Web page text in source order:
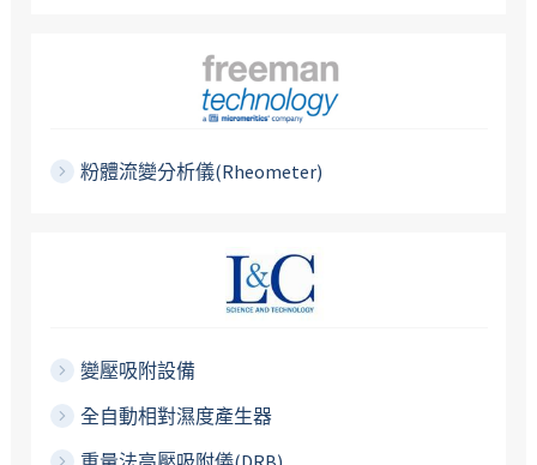
粉體流變分析儀(Rheometer)
變壓吸附設備
全自動相對濕度產生器